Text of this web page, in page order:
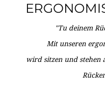
"Tu deinem
Mit unseren
wird sitzen und stehen